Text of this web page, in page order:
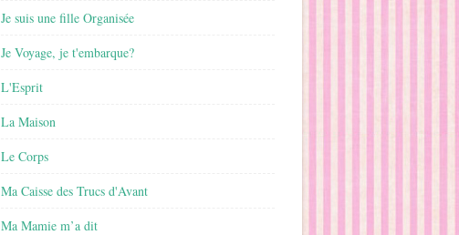
Je suis une fille Organisée
Je Voyage, je t'embarque?
L'Esprit
La Maison
Le Corps
Ma Caisse des Trucs d'Avant
Ma Mamie m’a dit